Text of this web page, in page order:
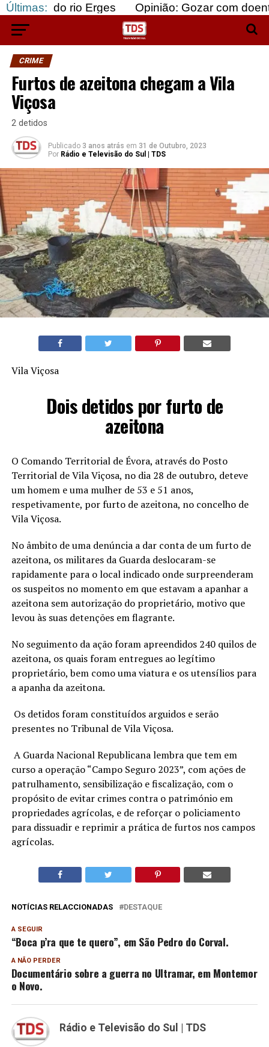
Últimas:
Erges Opinião: Gozar com doentes e
CRIME
Furtos de azeitona chegam a Vila
Viçosa
2 detidos
Publicado 3 anos atrás em 31 de Outubro, 2023
Por Rádio e Televisão do Sul | TDS
Vila Viçosa
Dois detidos por furto de
azeitona
O Comando Territorial de Évora, através do Posto
Territorial de Vila Viçosa, no dia 28 de outubro, deteve
um homem e uma mulher de 53 e 51 anos,
respetivamente, por furto de azeitona, no concelho de
Vila Viçosa.
No âmbito de uma denúncia a dar conta de um furto de
azeitona, os militares da Guarda deslocaram-se
rapidamente para o local indicado onde surpreenderam
os suspeitos no momento em que estavam a apanhar a
azeitona sem autorização do proprietário, motivo que
levou às suas detenções em flagrante.
No seguimento da ação foram apreendidos 240 quilos de
azeitona, os quais foram entregues ao legítimo
proprietário, bem como uma viatura e os utensílios para
a apanha da azeitona.
Os detidos foram constituídos arguidos e serão
presentes no Tribunal de Vila Viçosa.
A Guarda Nacional Republicana lembra que tem em
curso a operação “Campo Seguro 2023”, com ações de
patrulhamento, sensibilização e fiscalização, com o
propósito de evitar crimes contra o património em
propriedades agrícolas, e de reforçar o policiamento
para dissuadir e reprimir a prática de furtos nos campos
agrícolas.
NOTÍCIAS RELACCIONADAS DESTAQUE
A SEGUIR
“Boca p’ra que te quero”, em São Pedro do Corval.
A NÃO PERDER
Documentário sobre a guerra no Ultramar, em Montemor
o Novo.
Rádio e Televisão do Sul | TDS